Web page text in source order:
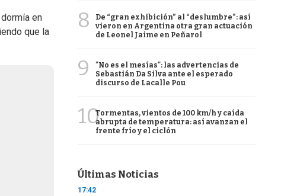
en
que la
8
De “gran exhibición” al “deslumbre”: así
vieron en Argentina otra gran actuación
de Leonel Jaime en Peñarol
9
"No es el mesías": las advertencias de
Sebastián Da Silva ante el esperado
discurso de Lacalle Pou
10Tormentas, vientos de 100 km/h y caída
abrupta de temperatura: así avanzan el
frente frío y el ciclón
Últimas Noticias
17:42